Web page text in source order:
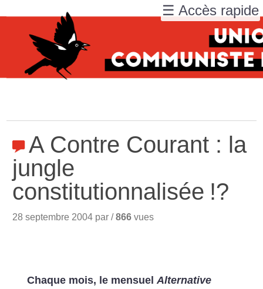
A Contre Courant : la
jungle
constitutionnalisée !?
28 septembre 2004 par /866 vues
Chaque mois, le mensuelAlternative
☰ Accès rapide